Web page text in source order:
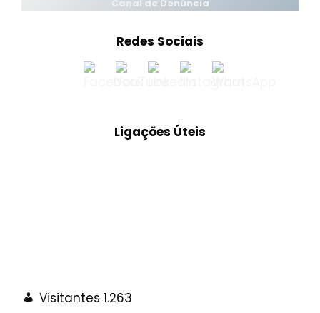
Canal de Denúncia
Redes Sociais
Ligações Úteis
Visitantes 1.263